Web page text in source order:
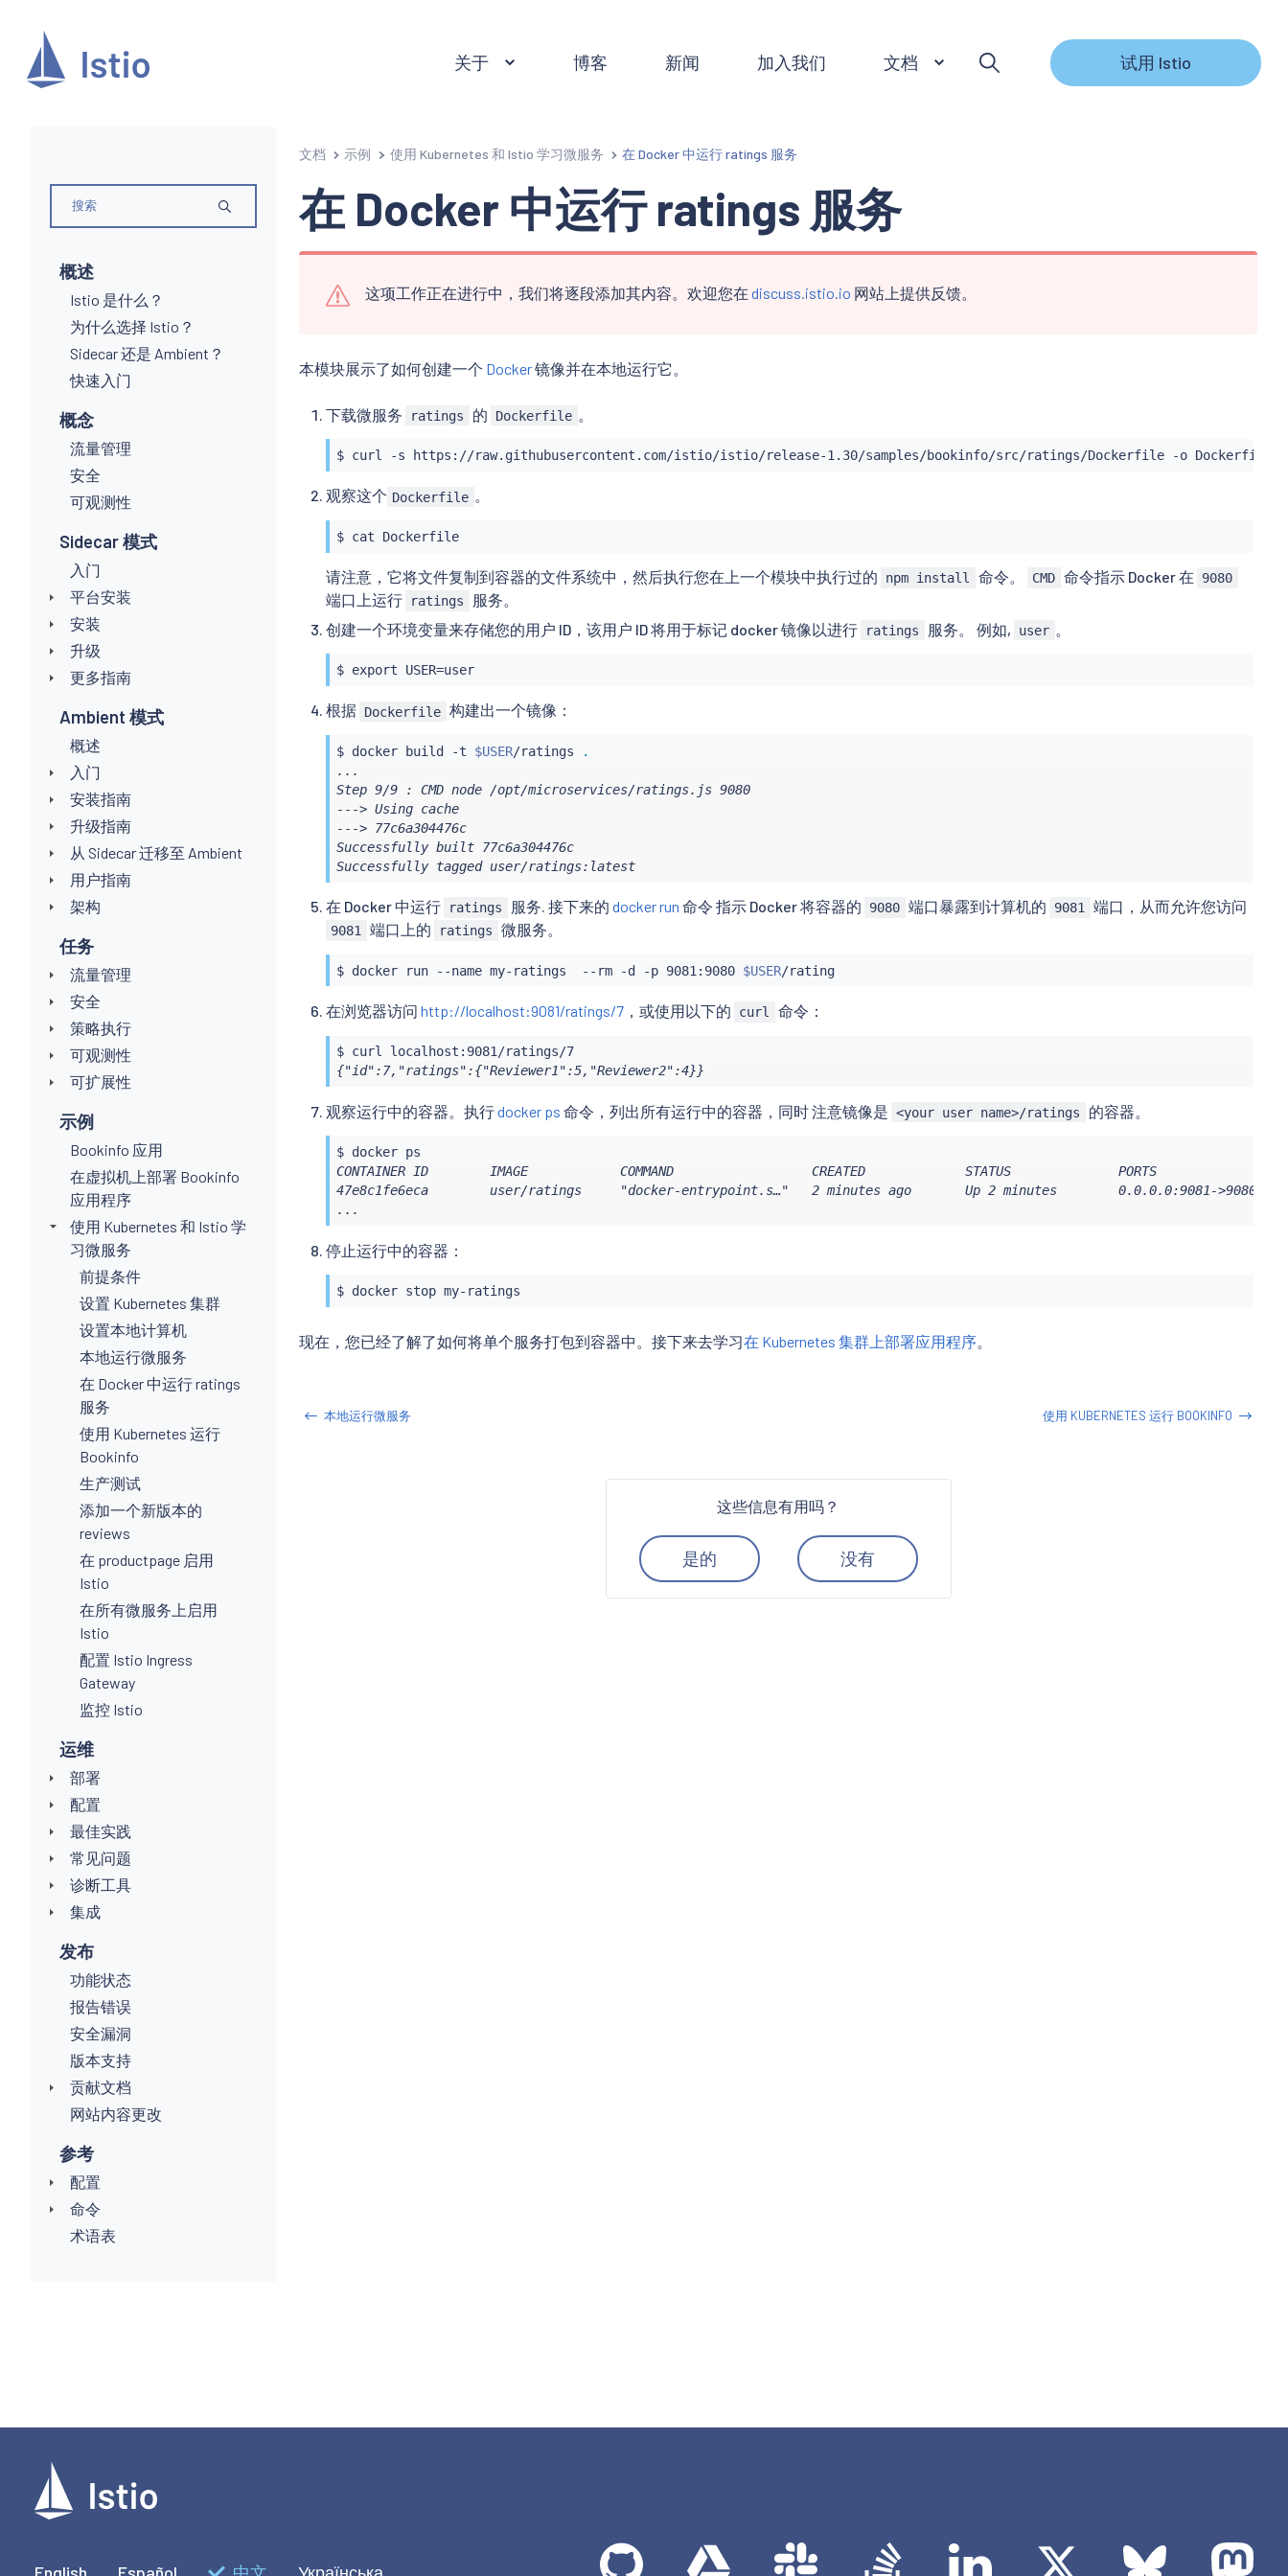
关于 博客 新闻 加入我们 文档 试用 Istio
概述
Istio 是什么？
为什么选择 Istio？
Sidecar 还是 Ambient？
快速入门
概念
流量管理
安全
可观测性
Sidecar 模式
入门
平台安装
安装
升级
更多指南
Ambient 模式
概述
入门
安装指南
升级指南
从 Sidecar 迁移至 Ambient
用户指南
架构
任务
流量管理
安全
策略执行
可观测性
可扩展性
示例
Bookinfo 应用
在虚拟机上部署 Bookinfo
应用程序
使用 Kubernetes 和 Istio 学
习微服务
前提条件
设置 Kubernetes 集群
设置本地计算机
本地运行微服务
在 Docker 中运行 ratings
服务
使用 Kubernetes 运行
Bookinfo
生产测试
添加一个新版本的
reviews
在 productpage 启用
Istio
在所有微服务上启用
Istio
配置 Istio Ingress
Gateway
监控 Istio
运维
部署
配置
最佳实践
常见问题
诊断工具
集成
发布
功能状态
报告错误
安全漏洞
版本支持
贡献文档
网站内容更改
参考
配置
命令
术语表
文档 示例 使用 Kubernetes 和 Istio 学习微服务 在 Docker 中运行 ratings 服务
在 Docker 中运行 ratings 服务
这项工作正在进行中，我们将逐段添加其内容。欢迎您在 discuss.istio.io 网站上提供反馈。
本模块展示了如何创建一个 Docker镜像并在本地运行它。
下载微服务 ratings 的 Dockerfile
$ curl
观察这个 Dockerfile 。
$ cat Dockerfile
请注意，它将文件复制到容器的文件系统中，然后执行您在上一个模块中执行过的 npm install 命令。 CMD 命令指示 Docker 在 9080
端口上运行 ratings
服务。
创建一个环境变量来存储您的用户 ID，该用户 ID 将用于标记 docker 镜像以进行
ratings 服务。 例如, user
$ export USER= user
根据 Dockerfile 构建出一个镜像：
$ docker build -t $USER/ratings
.
...
Step 9/9 : CMD node /opt/microservices/ratings.js 9080
---> Using cache
---> 77c6a304476c
Successfully built 77c6a304476c
Successfully tagged user/ratings:latest
在 Docker 中运行 ratings 服务. 接下来的 docker run 命令 指示 Docker 将容器的 9080 端口暴露到计算机的 9081 端口，从而允许您访问
9081 端口上的 ratings 微服务。
$ docker run --name my-ratings  --rm -d -p 9081:9080 $USER /rating
在浏览器访问 http://localhost:9081/ratings/7 ，或使用以下的 curl 命令：
$ curl
localhost:9081/ratings/7
{"id":7,"ratings":{"Reviewer1":5,"Reviewer2":4}}
观察运行中的容器。执行docker ps 命令，列出所有运行中的容器，同时 注意镜像是 <your user name>/ratings 的容器。
$ docker ps
CONTAINER ID        IMAGE            COMMAND                  CREATED             STATUS              PORTS
47e8c1fe6eca        user/ratings     "docker-entrypoint.s…"   2 minutes ago       Up 2 minutes        0.0.0.0:9081->9080/tcp
...
停止运行中的容器：
$ docker
现在，您已经了解了如何将单个服务打包到容器中。接下来去学习在 Kubernetes 集群上部署应用程序
本地运行微服务 使用 KUBERNETES 运行 BOOKINFO
这些信息有用吗？
是的 没有